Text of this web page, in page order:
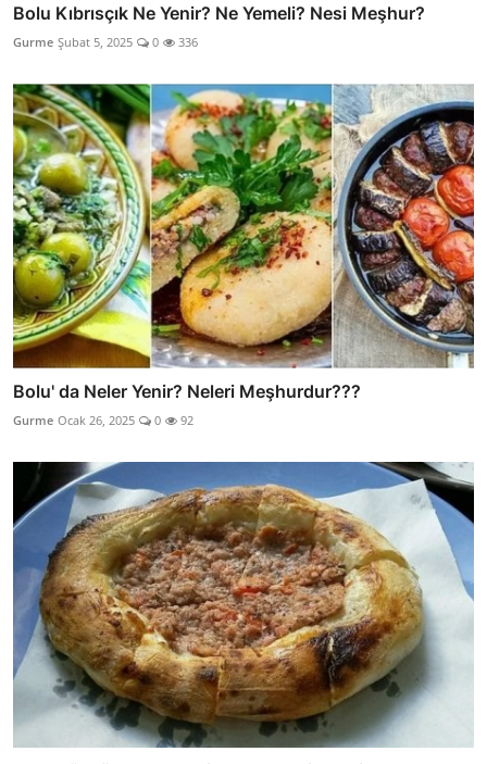
Bolu Kıbrısçık Ne Yenir? Ne Yemeli? Nesi Meşhur?
Gurme Şubat 5, 2025 0 336
Bolu' da Neler Yenir? Neleri Meşhurdur???
Gurme Ocak 26, 2025 0 92